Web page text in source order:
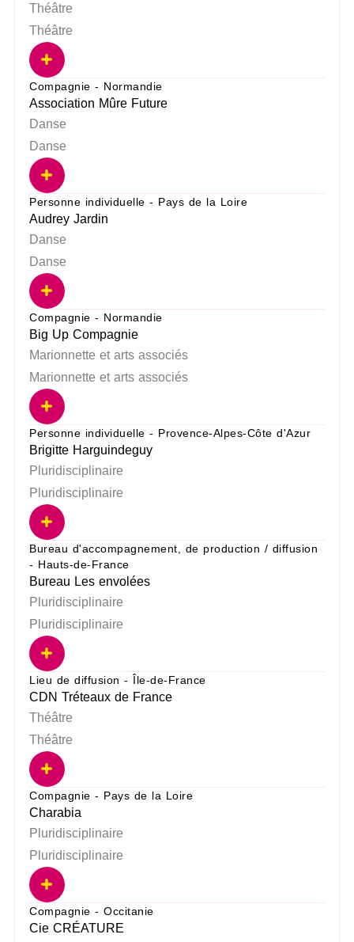
Théâtre
Théâtre
Compagnie - Normandie
Association Mûre Future
Danse
Danse
Personne individuelle - Pays de la Loire
Audrey Jardin
Danse
Danse
Compagnie - Normandie
Big Up Compagnie
Marionnette et arts associés
Marionnette et arts associés
Personne individuelle - Provence-Alpes-Côte d'Azur
Brigitte Harguindeguy
Pluridisciplinaire
Pluridisciplinaire
Bureau d'accompagnement, de production / diffusion
- Hauts-de-France
Bureau Les envolées
Pluridisciplinaire
Pluridisciplinaire
Lieu de diffusion - Île-de-France
CDN Tréteaux de France
Théâtre
Théâtre
Compagnie - Pays de la Loire
Charabia
Pluridisciplinaire
Pluridisciplinaire
Compagnie - Occitanie
Cie CRÉATURE